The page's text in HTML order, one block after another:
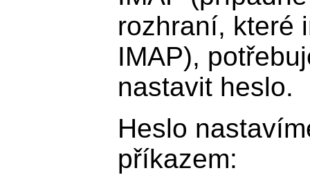
rozhraní, které
IMAP),
nastavit heslo.
Heslo
příkazem: